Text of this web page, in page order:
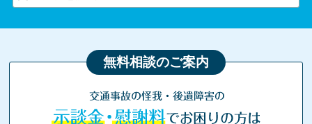
無料相談のご案内
交通事故の怪我・後遺障害の
示談金・慰謝料でお困りの方は